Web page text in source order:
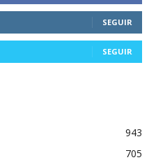
SEGUIR
SEGUIR
943
705